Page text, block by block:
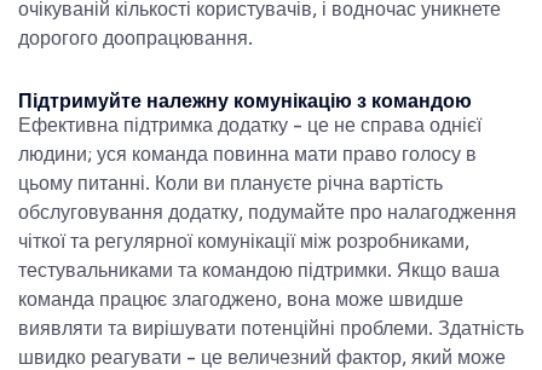
очікуваній кількості користувачів, і водночас уникнете
дорогого доопрацювання.
Підтримуйте належну комунікацію з командою
Ефективна підтримка додатку - це не справа однієї
людини; уся команда повинна мати право голосу в
цьому питанні. Коли ви плануєте річна вартість
обслуговування додатку, подумайте про налагодження
чіткої та регулярної комунікації між розробниками,
тестувальниками та командою підтримки. Якщо ваша
команда працює злагоджено, вона може швидше
виявляти та вирішувати потенційні проблеми. Здатність
швидко реагувати - це величезний фактор, який може